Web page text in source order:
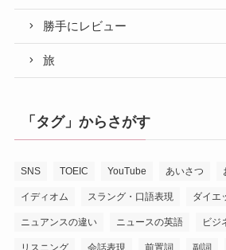
勝手にレビュー
旅
「タグ」からさがす
SNS TOEIC YouTube あいさつ
イディオム スラング・口語表現 ダイエ
ニュアンスの違い ニュースの英語 ビジ
リスニング 会話表現 前置詞 副詞